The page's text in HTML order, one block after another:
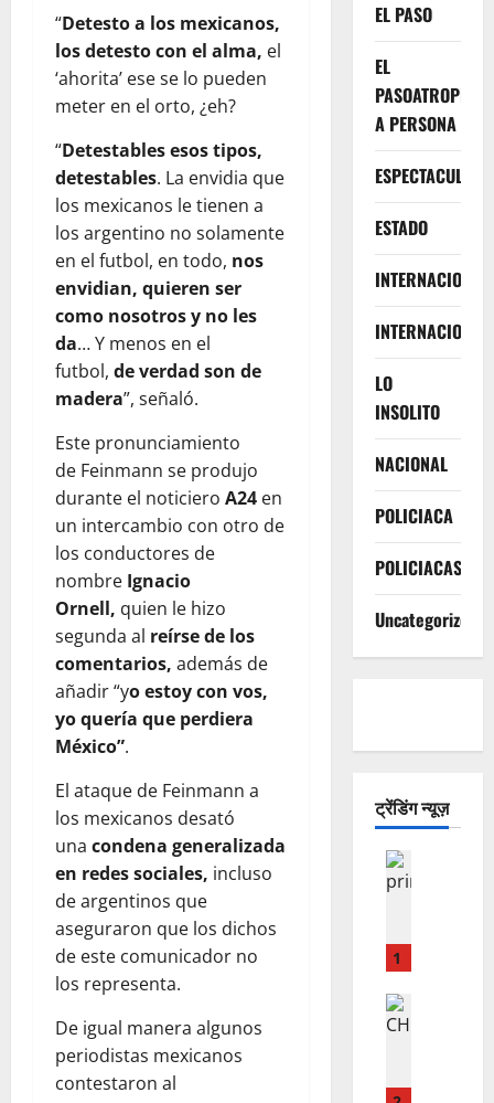
“Detesto a los mexicanos,
los detesto con el alma, el
‘ahorita’ ese se lo pueden
meter en el orto, ¿eh?
“Detestables esos tipos,
detestables. La envidia que
los mexicanos le tienen a
los argentino no solamente
en el futbol, en todo, nos
envidian, quieren ser
como nosotros y no les
da… Y menos en el
futbol, de verdad son de
madera”, señaló.
Este pronunciamiento
de Feinmann se produjo
durante el noticiero A24 en
un intercambio con otro de
los conductores de
nombre Ignacio
Ornell, quien le hizo
segunda al reírse de los
comentarios, además de
añadir “yo estoy con vos,
yo quería que perdiera
México”.
El ataque de Feinmann a
los mexicanos desató
una condena generalizada
en redes sociales, incluso
de argentinos que
aseguraron que los dichos
de este comunicador no
los representa.
De igual manera algunos
periodistas mexicanos
contestaron al
EL PASO
EL
A PERSONA
ESPECTACULOS
ESTADO
INTERNACIONA
INTERNACIONAL
LO
INSOLITO
NACIONAL
POLICIACA
POLICIACAS
Uncategorized
ट्रेंडिंग न्यूज़
1